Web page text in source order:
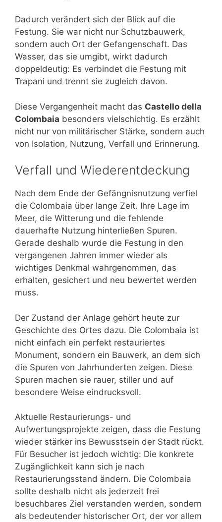
Dadurch verändert sich der Blick auf die
Festung. Sie war nicht nur Schutzbauwerk,
sondern auch Ort der Gefangenschaft. Das
Wasser, das sie umgibt, wirkt dadurch
doppeldeutig: Es verbindet die Festung mit
Trapani und trennt sie zugleich davon.
Diese Vergangenheit macht das Castello della
Colombaia besonders vielschichtig. Es erzählt
nicht nur von militärischer Stärke, sondern auch
von Isolation, Nutzung, Verfall und Erinnerung.
Verfall und Wiederentdeckung
Nach dem Ende der Gefängnisnutzung verfiel
die Colombaia über lange Zeit. Ihre Lage im
Meer, die Witterung und die fehlende
dauerhafte Nutzung hinterließen Spuren.
Gerade deshalb wurde die Festung in den
vergangenen Jahren immer wieder als
wichtiges Denkmal wahrgenommen, das
erhalten, gesichert und neu bewertet werden
muss.
Der Zustand der Anlage gehört heute zur
Geschichte des Ortes dazu. Die Colombaia ist
nicht einfach ein perfekt restauriertes
Monument, sondern ein Bauwerk, an dem sich
die Spuren von Jahrhunderten zeigen. Diese
Spuren machen sie rauer, stiller und auf
besondere Weise eindrucksvoll.
Aktuelle Restaurierungs- und
Aufwertungsprojekte zeigen, dass die Festung
wieder stärker ins Bewusstsein der Stadt rückt.
Für Besucher ist jedoch wichtig: Die konkrete
Zugänglichkeit kann sich je nach
Restaurierungsstand ändern. Die Colombaia
sollte deshalb nicht als jederzeit frei
besuchbares Ziel verstanden werden, sondern
als bedeutender historischer Ort, der vor allem